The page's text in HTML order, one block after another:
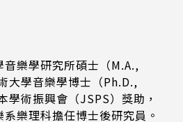
樂學研究所碩士（M.A.,
大學音樂學博士（Ph.D.,
學術振興會（JSPS）獎助，
樂理科擔任博士後研究員。